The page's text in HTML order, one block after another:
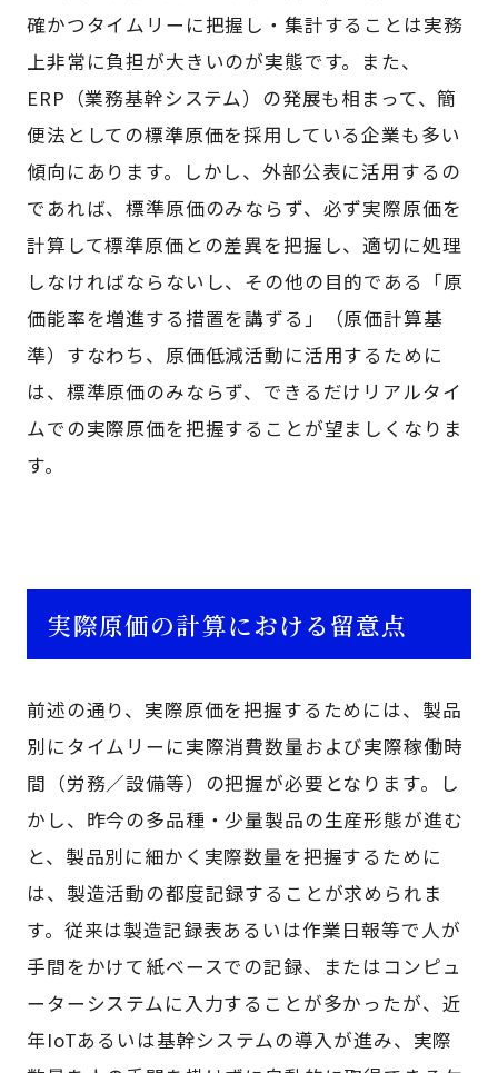
確かつタイムリーに把握し・集計することは実務
上非常に負担が大きいのが実態です。また、
ERP（業務基幹システム）の発展も相まって、簡
便法としての標準原価を採用している企業も多い
傾向にあります。しかし、外部公表に活用するの
であれば、標準原価のみならず、必ず実際原価を
計算して標準原価との差異を把握し、適切に処理
しなければならないし、その他の目的である「原
価能率を増進する措置を講ずる」（原価計算基
準）すなわち、原価低減活動に活用するために
は、標準原価のみならず、できるだけリアルタイ
ムでの実際原価を把握することが望ましくなりま
す。
実際原価の計算における留意点
前述の通り、実際原価を把握するためには、製品
別にタイムリーに実際消費数量および実際稼働時
間（労務／設備等）の把握が必要となります。し
かし、昨今の多品種・少量製品の生産形態が進む
と、製品別に細かく実際数量を把握するために
は、製造活動の都度記録することが求められま
す。従来は製造記録表あるいは作業日報等で人が
手間をかけて紙ベースでの記録、またはコンピュ
ーターシステムに入力することが多かったが、近
年IoTあるいは基幹システムの導入が進み、実際